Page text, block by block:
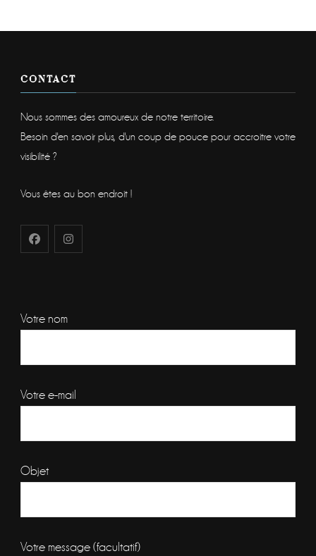
CONTACT
Nous sommes des amoureux de notre territoire.
Besoin d'en savoir plus, d'un coup de pouce pour accroitre votre
visibilité ?
Vous êtes au bon endroit !
Votre nom
Votre e-mail
Objet
Votre message (facultatif)